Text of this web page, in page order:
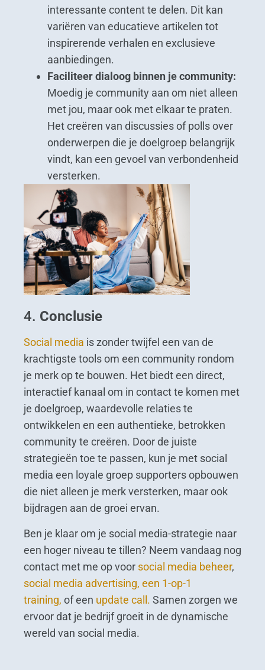
interessante content te delen. Dit kan
variëren van educatieve artikelen tot
inspirerende verhalen en exclusieve
aanbiedingen.
Faciliteer dialoog binnen je community:
Moedig je community aan om niet alleen
met jou, maar ook met elkaar te praten.
Het creëren van discussies of polls over
onderwerpen die je doelgroep belangrijk
vindt, kan een gevoel van verbondenheid
versterken.
4. Conclusie
Social media is zonder twijfel een van de
krachtigste tools om een community rondom
je merk op te bouwen. Het biedt een direct,
interactief kanaal om in contact te komen met
je doelgroep, waardevolle relaties te
ontwikkelen en een authentieke, betrokken
community te creëren. Door de juiste
strategieën toe te passen, kun je met social
media een loyale groep supporters opbouwen
die niet alleen je merk versterken, maar ook
bijdragen aan de groei ervan.
Ben je klaar om je social media-strategie naar
een hoger niveau te tillen? Neem vandaag nog
contact met me op voor social media beheer,
social media advertising, een 1-op-1
training, of een update call. Samen zorgen we
ervoor dat je bedrijf groeit in de dynamische
wereld van social media.